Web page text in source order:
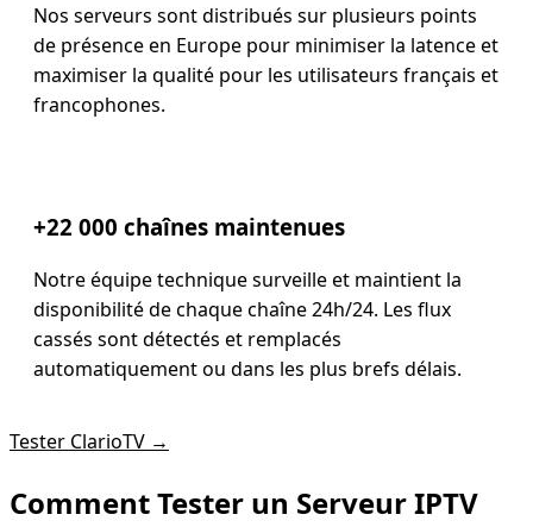
Nos serveurs sont distribués sur plusieurs points
de présence en Europe pour minimiser la latence et
maximiser la qualité pour les utilisateurs français et
francophones.
+22 000 chaînes maintenues
Notre équipe technique surveille et maintient la
disponibilité de chaque chaîne 24h/24. Les flux
cassés sont détectés et remplacés
automatiquement ou dans les plus brefs délais.
Tester ClarioTV →
Comment Tester un Serveur IPTV